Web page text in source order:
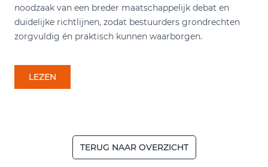
noodzaak van een breder maatschappelijk debat en
duidelijke richtlijnen, zodat bestuurders grondrechten
zorgvuldig én praktisch kunnen waarborgen.
LEZEN
TERUG NAAR OVERZICHT